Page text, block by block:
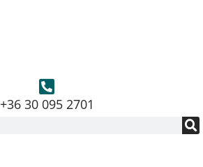
+36 30 095 2701